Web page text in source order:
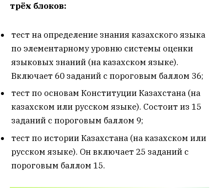
трёх блоков:
тест на определение знания казахского языка
по элементарному уровню системы оценки
языковых знаний (на казахском языке).
Включает 60 заданий с пороговым баллом 36;
тест по основам Конституции Казахстана (на
казахском или русском языке). Состоит из 15
заданий с пороговым баллом 9;
тест по истории Казахстана (на казахском или
русском языке). Он включает 25 заданий с
пороговым баллом 15.